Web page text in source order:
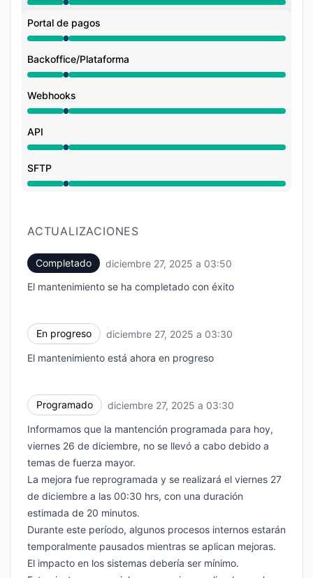
Mantenimiento de 3:30 AM a 3:50 AM
Portal de pagos
Mantenimiento de 3:30 AM a 3:50 AM
Backoffice/Plataforma
Mantenimiento de 3:30 AM a 3:50 AM
Webhooks
Mantenimiento de 3:30 AM a 3:50 AM
API
Mantenimiento de 3:30 AM a 3:50 AM
SFTP
Mantenimiento de 3:30 AM a 3:50 AM
ACTUALIZACIONES
Completado diciembre 27, 2025 a 03:50
El mantenimiento se ha completado con éxito
En progreso diciembre 27, 2025 a 03:30
El mantenimiento está ahora en progreso
Programado diciembre 27, 2025 a 03:30
Informamos que la mantención programada para hoy,
viernes 26 de diciembre, no se llevó a cabo debido a
temas de fuerza mayor.
La mejora fue reprogramada y se realizará el viernes 27
de diciembre a las 00:30 hrs, con una duración
estimada de 20 minutos.
Durante este período, algunos procesos internos estarán
temporalmente pausados mientras se aplican mejoras.
El impacto en los sistemas debería ser mínimo.